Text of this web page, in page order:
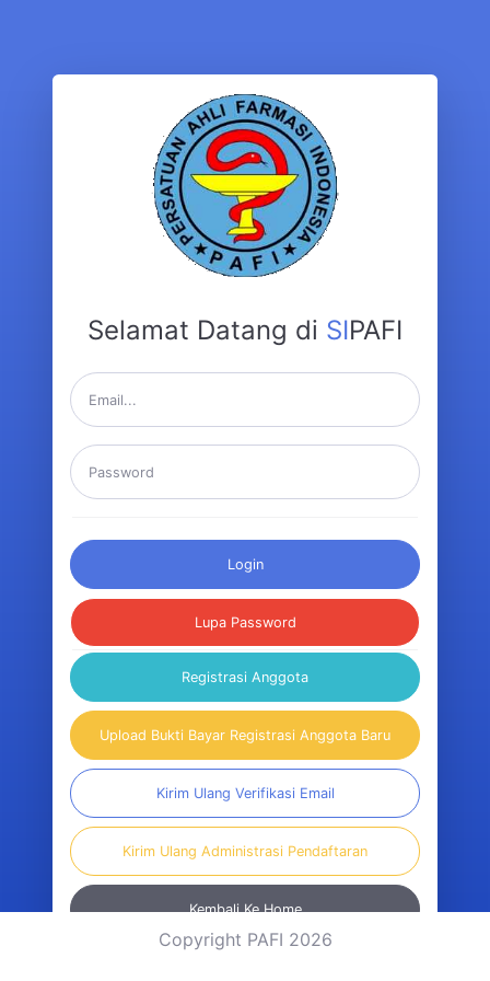
Selamat Datang di SIPAFI
Login
Lupa Password
Registrasi Anggota
Upload Bukti Bayar Registrasi Anggota Baru
Kirim Ulang Verifikasi Email
Kirim Ulang Administrasi Pendaftaran
Kembali Ke Home
Copyright PAFI 2026